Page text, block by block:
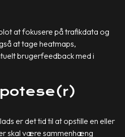
at fokusere på trafikdata og
at tage heatmaps,
brugerfeedback med i
er det tid til at opstille en eller
skal være sammenhæng